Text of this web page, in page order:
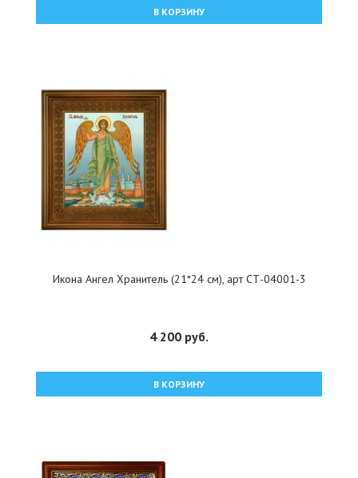
В КОРЗИНУ
Икона Ангел Хранитель (21*24 см), арт СТ-04001-3
4 200 руб.
В КОРЗИНУ